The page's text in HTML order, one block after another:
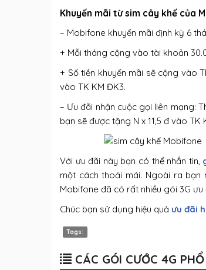
Khuyến mãi từ sim cây khế của
– Mobifone khuyến mãi định kỳ 6
+ Mỗi tháng cộng vào tài khoản
+ Số tiền khuyến mãi sẽ cộng vào
vào TK KM ĐK3.
– Ưu đãi nhận cuộc gọi liên mạng:
bạn sẽ được tặng N x 11,5 đ vào
Với ưu đãi này bạn có thể nhắn tin,
một cách thoải mái. Ngoài ra bạn
Mobifone đã có rất nhiều gói 3G
Chúc bạn sử dụng hiệu quả ưu đãi
Tags:
CÁC GÓI CƯỚC 4G